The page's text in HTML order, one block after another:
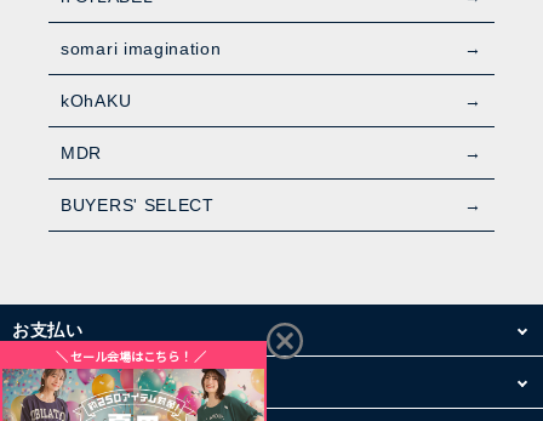
somari imagination
kOhAKU
MDR
BUYERS' SELECT
お支払い
配送・送料